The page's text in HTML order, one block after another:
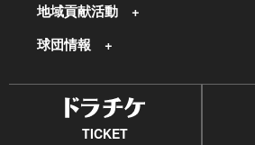
地域貢献活動
球団情報
TICKET